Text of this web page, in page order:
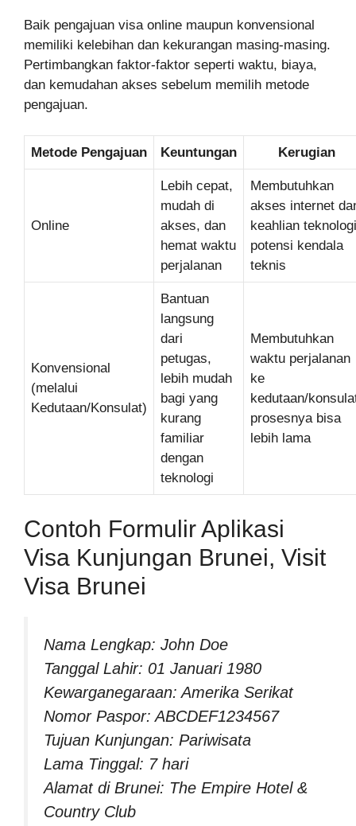
Baik pengajuan visa online maupun konvensional
memiliki kelebihan dan kekurangan masing-masing.
Pertimbangkan faktor-faktor seperti waktu, biaya,
dan kemudahan akses sebelum memilih metode
pengajuan.
Metode Pengajuan Keuntungan Kerugian
Online
Lebih cepat,
mudah di
akses, dan
hemat waktu
perjalanan
Membutuhkan
akses internet
keahlian
potensi kendala
teknis
Konvensional
(melalui
Kedutaan/Konsulat)
Bantuan
langsung
dari
petugas,
lebih mudah
bagi yang
kurang
familiar
dengan
teknologi
Membutuhkan
waktu perjalanan
ke
kedutaan/
prosesnya bisa
lebih lama
Contoh Formulir Aplikasi
Visa Kunjungan Brunei, Visit
Visa Brunei
Nama Lengkap: John Doe
Tanggal Lahir: 01 Januari 1980
Kewarganegaraan: Amerika Serikat
Nomor Paspor: ABCDEF1234567
Tujuan Kunjungan: Pariwisata
Lama Tinggal: 7 hari
Alamat di Brunei: The Empire Hotel &
Country Club